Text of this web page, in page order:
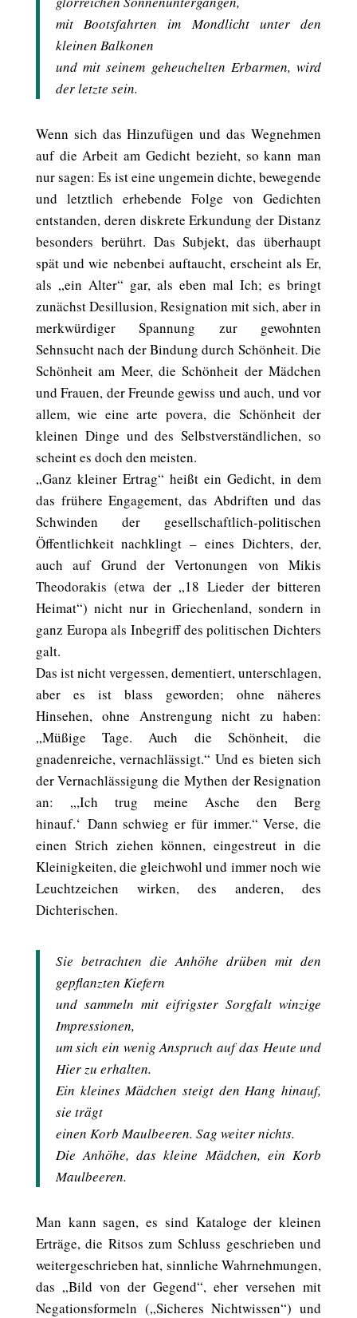
mit Bootsfahrten im Mondlicht unter den
kleinen Balkonen
und mit seinem geheuchelten Erbarmen, wird
der letzte sein.
Wenn sich das Hinzufügen und das Wegnehmen
auf die Arbeit am Gedicht bezieht, so kann man
nur sagen: Es ist eine ungemein dichte, bewegende
und letztlich erhebende Folge von Gedichten
entstanden, deren diskrete Erkundung der Distanz
besonders berührt. Das Subjekt, das überhaupt
spät und wie nebenbei auftaucht, erscheint als Er,
als „ein Alter“ gar, als eben mal Ich; es bringt
zunächst Desillusion, Resignation mit sich, aber in
merkwürdiger Spannung zur gewohnten
Sehnsucht nach der Bindung durch Schönheit. Die
Schönheit am Meer, die Schönheit der Mädchen
und Frauen, der Freunde gewiss und auch, und vor
allem, wie eine arte povera, die Schönheit der
kleinen Dinge und des Selbstverständlichen, so
scheint es doch den meisten.
„Ganz kleiner Ertrag“ heißt ein Gedicht, in dem
das frühere Engagement, das Abdriften und das
Schwinden der gesellschaftlich-politischen
Öffentlichkeit nachklingt – eines Dichters, der,
auch auf Grund der Vertonungen von Mikis
Theodorakis (etwa der „18 Lieder der bitteren
Heimat“) nicht nur in Griechenland, sondern in
ganz Europa als Inbegriff des politischen Dichters
galt.
Das ist nicht vergessen, dementiert, unterschlagen,
aber es ist blass geworden; ohne näheres
Hinsehen, ohne Anstrengung nicht zu haben:
„Müßige Tage. Auch die Schönheit, die
gnadenreiche, vernachlässigt.“ Und es bieten sich
der Vernachlässigung die Mythen der Resignation
an: „,Ich trug meine Asche den Berg
hinauf.‘ Dann schwieg er für immer.“ Verse, die
einen Strich ziehen können, eingestreut in die
Kleinigkeiten, die gleichwohl und immer noch wie
Leuchtzeichen wirken, des anderen, des
Dichterischen.
Sie betrachten die Anhöhe drüben mit den
gepflanzten Kiefern
und sammeln mit eifrigster Sorgfalt winzige
Impressionen,
um sich ein wenig Anspruch auf das Heute und
Hier zu erhalten.
Ein kleines Mädchen steigt den Hang hinauf,
sie trägt
einen Korb Maulbeeren. Sag weiter nichts.
Die Anhöhe, das kleine Mädchen, ein Korb
Maulbeeren.
Man kann sagen, es sind Kataloge der kleinen
Erträge, die Ritsos zum Schluss geschrieben und
weitergeschrieben hat, sinnliche Wahrnehmungen,
das „Bild von der Gegend“, eher versehen mit
Negationsformeln („Sicheres Nichtwissen“) und